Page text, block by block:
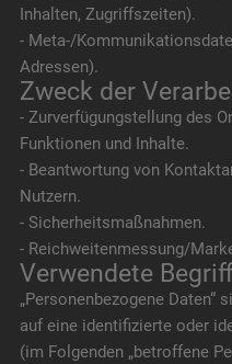
Inhalten, Zugriffszeiten).
- Meta-/
Adressen).
Zweck der
- Zurverfügungstellung des
Funktionen und Inhalte.
- Beantwortung von
Nutzern.
- Sicherheitsmaßnahmen.
- Reichweitenmessung/
Verwendete
„Personenbezogene Daten“
auf eine identifizierte oder
(im Folgenden „betroffene